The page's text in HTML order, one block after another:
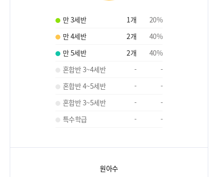
만 3세반 1개 20%
만 4세반
2개 40%
만 5세반
2개 40%
혼합반 3~4세반
-
-
혼합반 4~5세반
-
-
혼합반 3~5세반
-
-
특수학급
- -
원아수